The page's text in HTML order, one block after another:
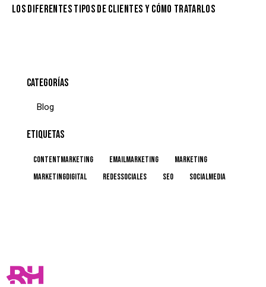
LOS DIFERENTES TIPOS DE CLIENTES Y CÓMO TRATARLOS
CATEGORÍAS
Blog
ETIQUETAS
contentmarketing emailmarketing
marketing
marketingdigital
redessociales Seo socialmedia